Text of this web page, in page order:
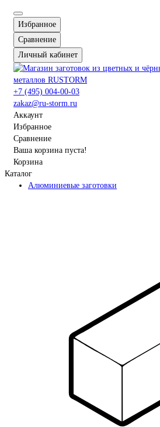
Избранное
Сравнение
Личный кабинет
+7 (495) 004-00-03
zakaz@ru-storm.ru
Аккаунт
Избранное
Сравнение
Ваша корзина пуста!
Корзина
Каталог
Алюминиевые заготовки